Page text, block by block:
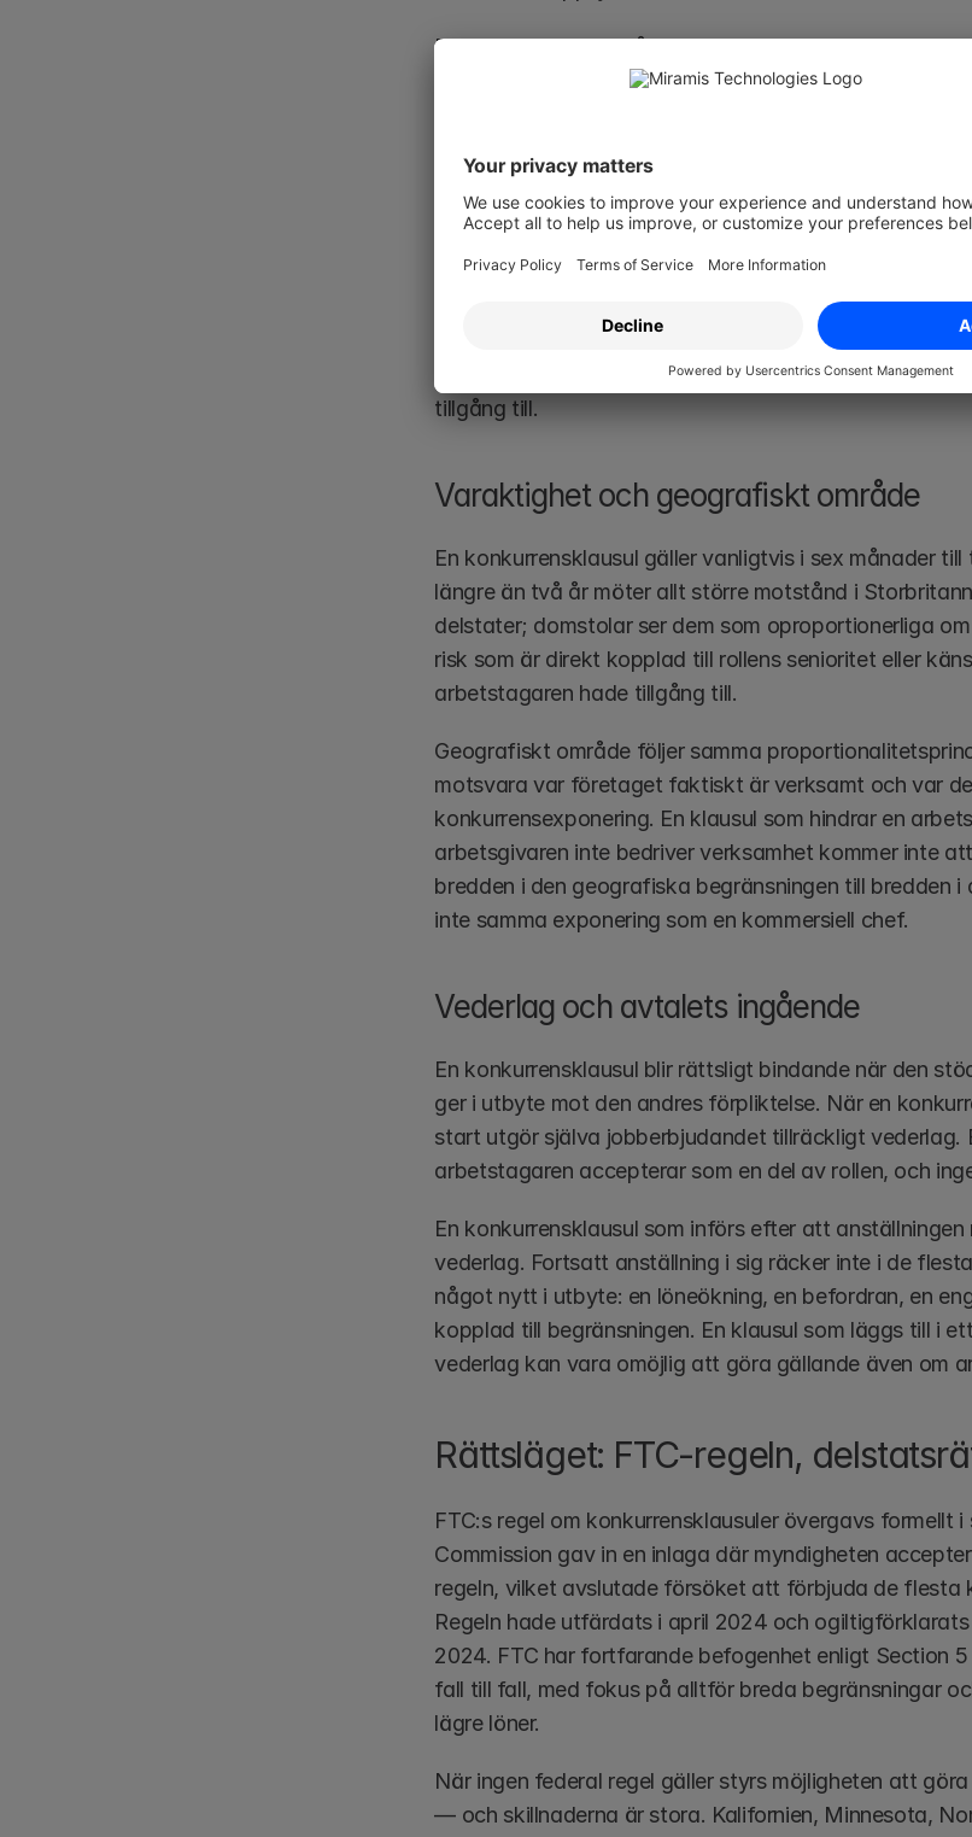
Domstolar ser inte frågan om giltighet som binär. En
ogiltig. I många jurisdiktioner tillämpar domstolar
justeras för att ta bort den del som går för långt
har en striktare hållning: om någon del går utöver vad
med att skriva för brett är att arbetsgivaren blir helt
Jurisdiktionen spelar stor roll. En konkurrensklausul
omöjlig att göra gällande i Sverige, där ytterligare
Kalifornien och Minnesota förbjuder
aldrig tas för given; den beror på vilket lands eller
konkreta omständigheterna kring rollen, senioriteten
tillgång till.
Varaktighet och geografiskt område
En konkurrensklausul gäller vanligtvis i sex månader
längre än två år möter allt större motstånd i
delstater; domstolar ser dem som oproportionerliga
risk som är direkt kopplad till rollens senioritet eller
arbetstagaren hade tillgång till.
Geografiskt område följer samma
motsvara var företaget faktiskt är verksamt och var
konkurrensexponering. En klausul som hindrar en
arbetsgivaren inte bedriver verksamhet kommer inte
bredden i den geografiska begränsningen till bredden
inte samma exponering som en kommersiell chef.
Vederlag och avtalets ingående
En konkurrensklausul blir rättsligt bindande när den
ger i utbyte mot den andres förpliktelse. När en
start utgör själva jobberbjudandet tillräckligt vederlag.
arbetstagaren accepterar som en del av rollen, och
En konkurrensklausul som införs efter att
vederlag. Fortsatt anställning i sig räcker inte i de
något nytt i utbyte: en löneökning, en befordran, en
kopplad till begränsningen. En klausul som läggs till i
vederlag kan vara omöjlig att göra gällande även om
Rättsläget: FTC-regeln,
FTC:s regel om konkurrensklausuler övergavs formellt
Commission gav in en inlaga där myndigheten
regeln, vilket avslutade försöket att förbjuda de flesta
Regeln hade utfärdats i april 2024 och
2024. FTC har fortfarande befogenhet enligt Section
fall till fall, med fokus på alltför breda begränsningar
lägre löner.
När ingen federal regel gäller styrs möjligheten att
— och skillnaderna är stora. Kalifornien, Minnesota,